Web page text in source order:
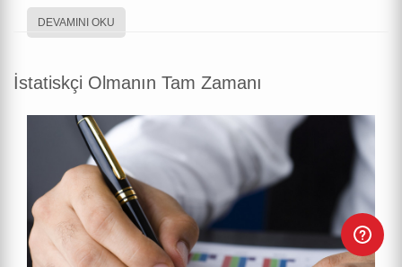
DEVAMINI OKU
İstatiskçi Olmanın Tam Zamanı